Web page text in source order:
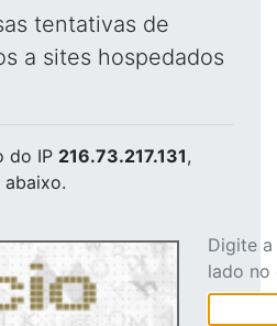
tentativas de
a sites hospedados
do IP 216.73.217.131,
Digite
lado no